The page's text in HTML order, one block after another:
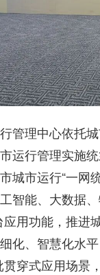
管理中心依托
运行管理实施
城市运行“一网
智能、大数据
应用功能，推进
化、智慧化水
穿式应用场景